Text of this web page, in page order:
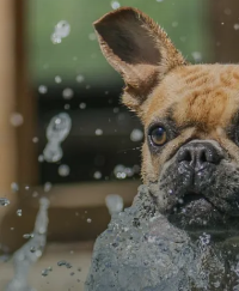
Inklusivleistungen